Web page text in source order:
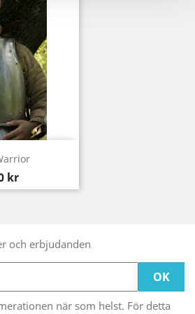
kr
och erbjudanden
när som helst. För detta